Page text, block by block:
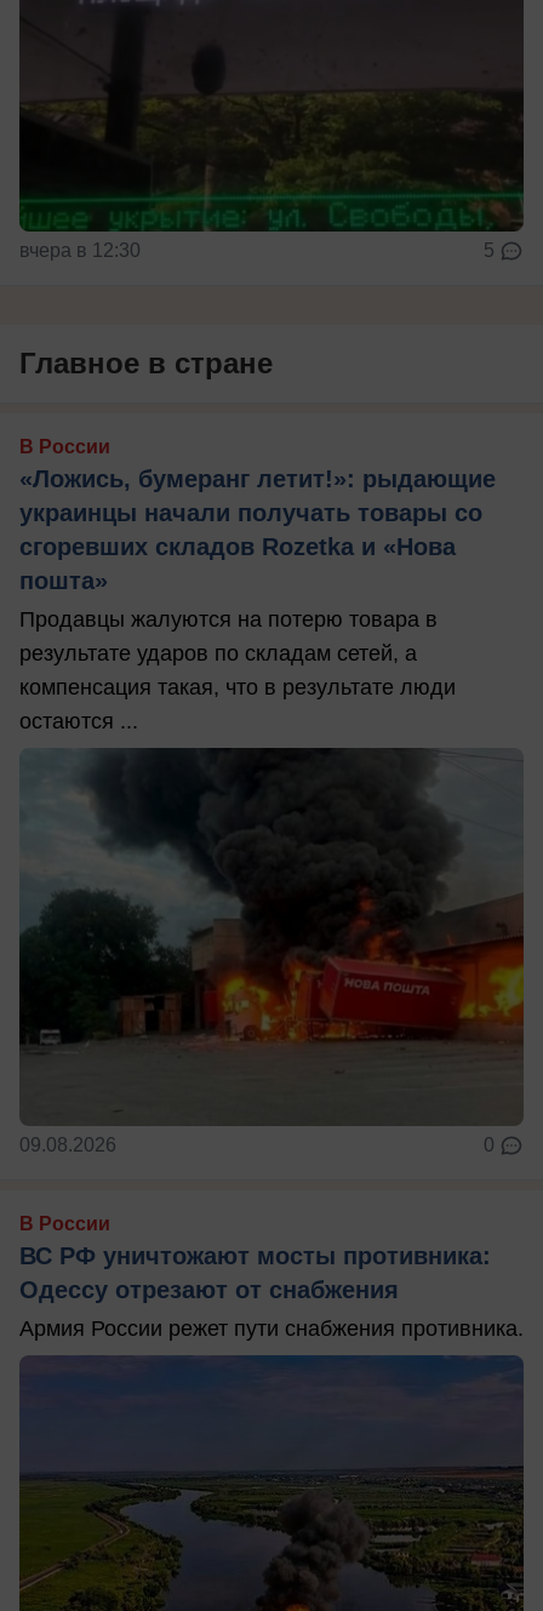
вчера в 12:30 5
Главное в стране
В России
«Ложись, бумеранг летит!»: рыдающие
украинцы начали получать товары со
сгоревших складов Rozetka и «Нова
пошта»
Продавцы жалуются на потерю товара в
результате ударов по складам сетей, а
компенсация такая, что в результате люди
остаются ...
09.08.2026 0
В России
ВС РФ уничтожают мосты противника:
Одессу отрезают от снабжения
Армия России режет пути снабжения противника.